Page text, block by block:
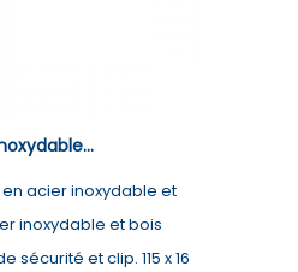
en acier inoxydable et
inoxydable et bois
sécurité et clip. 115 x 16